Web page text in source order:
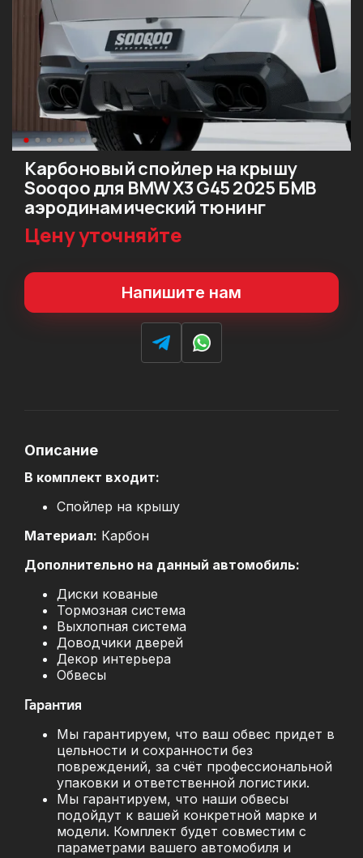
Карбоновый спойлер на крышу
Sooqoo для BMW X3 G45 2025 БМВ
аэродинамический тюнинг
Цену уточняйте
Напишите нам
Описание
В комплект входит:
Спойлер на крышу
Материал: Карбон
Дополнительно на данный автомобиль:
Диски кованые
Тормозная система
Выхлопная система
Доводчики дверей
Декор интерьера
Обвесы
Гарантия
Мы гарантируем, что ваш обвес придет в
цельности и сохранности без
повреждений, за счёт профессиональной
упаковки и ответственной логистики.
Мы гарантируем, что наши обвесы
подойдут к вашей конкретной марке и
модели. Комплект будет совместим с
параметрами вашего автомобиля и